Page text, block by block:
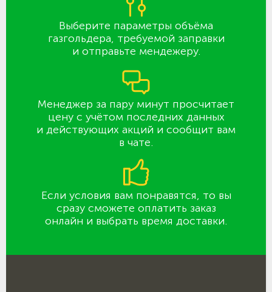
Выберите параметры объёма
газгольдера, требуемой заправки
и отправьте мендежеру.
Менеджер за пару минут просчитает
цену с учётом последних данных
и действующих акций и сообщит вам
в чате.
Если условия вам понравятся, то вы
сразу сможете оплатить заказ
онлайн и выбрать время доставки.